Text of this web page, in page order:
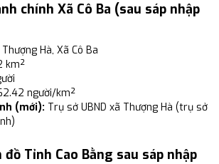
chính Xã Cô Ba (sau sáp nhập
Hà, Xã Cô Ba
km²
người/km²
(mới): Trụ sở UBND xã Thượng Hà (trụ sở
đồ Tỉnh Cao Bằng sau sáp nhập